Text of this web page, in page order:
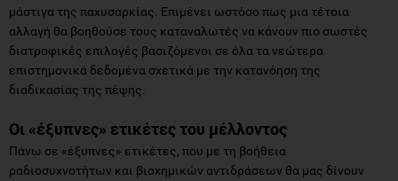
μάστιγα της παχυσαρκίας. Επιμένει ωστόσο πως μια τέτοια
αλλαγή θα βοηθούσε τους καταναλωτές να κάνουν πιο σωστές
διατροφικές επιλογές βασιζόμενοι σε όλα τα νεώτερα
επιστημονικά δεδομένα σχετικά με την κατανόηση της
διαδικασίας της πέψης.
Οι «έξυπνες» ετικέτες του μέλλοντος
Πάνω σε «έξυπνες» ετικέτες, που με τη βοήθεια
ραδιοσυχνοτήτων και βιοχημικών αντιδράσεων θα μας δίνουν